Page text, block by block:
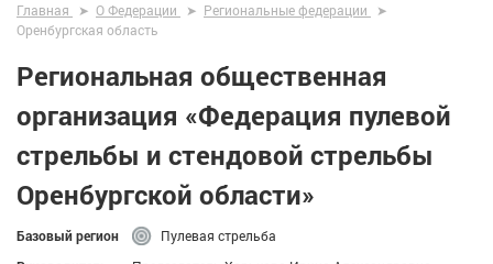
Главная О Федерации
Региональные федерации
Оренбургская область
Региональная общественная
организация «Федерация пулевой
стрельбы и стендовой стрельбы
Оренбургской области»
Базовый регион
Пулевая стрельба